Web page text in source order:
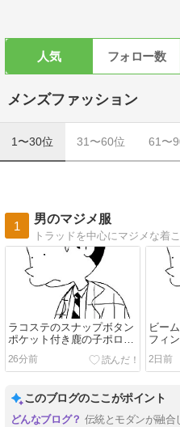
人気 フォロー数
メンズファッション
1〜30位 31〜60位 61〜
1
男のマジメ服
ラコステのスナップボタン
ポケット付き鹿の子ポロシ
ャツとTシャツ
26分前
ビー
フィ
ット
ッグ
2日前
このブログのここがポイント
伝統とモダンが融合